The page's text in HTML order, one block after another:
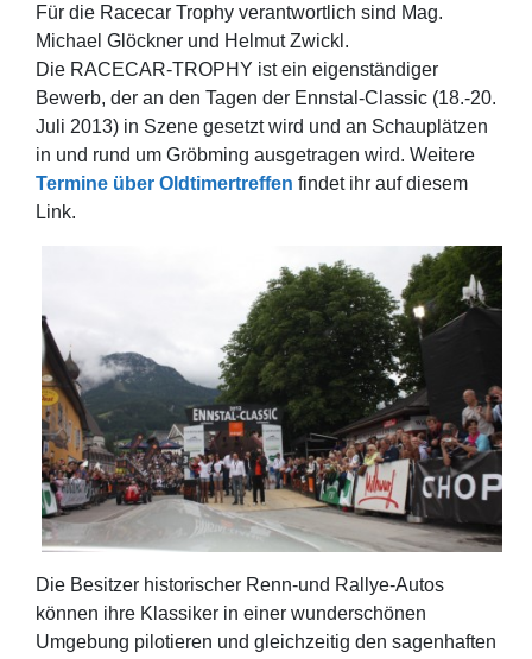
Für die Racecar Trophy verantwortlich sind Mag.
Michael Glöckner und Helmut Zwickl.
Die RACECAR-TROPHY ist ein eigenständiger
Bewerb, der an den Tagen der Ennstal-Classic (18.-20.
Juli 2013) in Szene gesetzt wird und an Schauplätzen
in und rund um Gröbming ausgetragen wird. Weitere
Termine über Oldtimertreffen findet ihr auf diesem
Link.
Die Besitzer historischer Renn-und Rallye-Autos
können ihre Klassiker in einer wunderschönen
Umgebung pilotieren und gleichzeitig den sagenhaften